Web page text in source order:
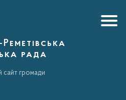
Реметівська
рада
сайт громади